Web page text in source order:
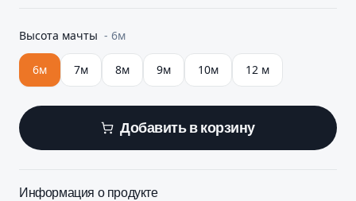
Высота мачты - 6м
6м 7м 8м 9м 10м 12 м
Добавить в корзину
Информация о продукте